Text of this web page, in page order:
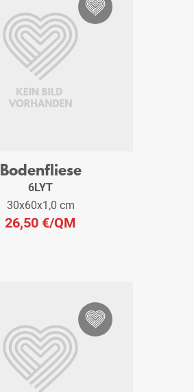
Bodenfliese
6LYT
30x60x1,0 cm
26,50 €/QM